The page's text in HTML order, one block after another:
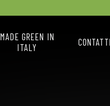
MADE GREEN IN
ITALY
CONTATTI